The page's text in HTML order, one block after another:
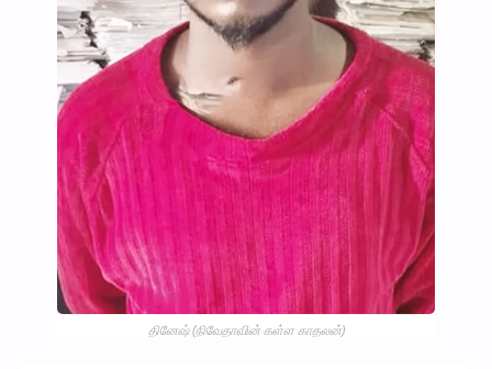
தினேஷ் (நிவேதாவின் கள்ள காதலன்)